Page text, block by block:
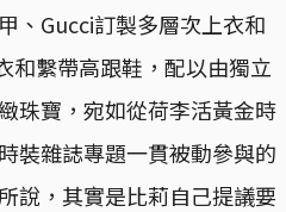
、Gucci訂製多層次上衣和
和繫帶高跟鞋，配以由獨立
珠寶，宛如從荷李活黃金時
裝雜誌專題一貫被動參與的
說，其實是比莉自己提議要